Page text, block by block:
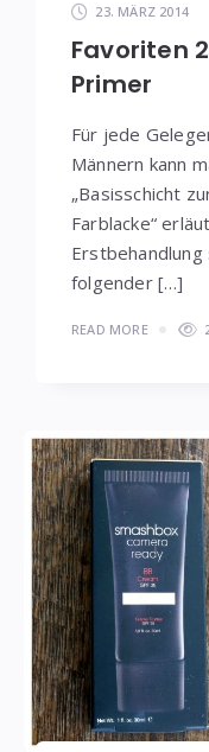
23. MÄRZ 2014
Favoriten
Primer
Für jede
Männern kann
„Basisschicht
Farblacke“
folgender […]
READ MORE